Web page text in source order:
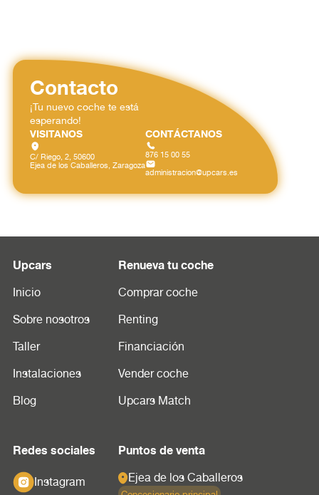
Contacto
¡Tu nuevo coche te está
esperando!
VISITANOS
C/ Riego, 2, 50600
Ejea de los Caballeros, Zaragoza
CONTÁCTANOS
876 15 00 55
administracion@upcars.es
Upcars
Inicio
Sobre nosotros
Taller
Instalaciones
Blog
Renueva tu coche
Comprar coche
Renting
Financiación
Vender coche
Upcars Match
Redes sociales
Instagram
Puntos de venta
Ejea de los Caballeros